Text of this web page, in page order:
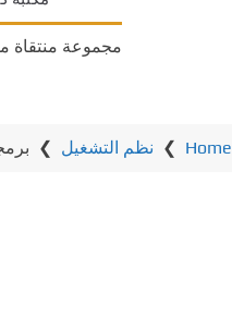
مجموعة منتقاة
Home
❯ نظم التشغيل ❯